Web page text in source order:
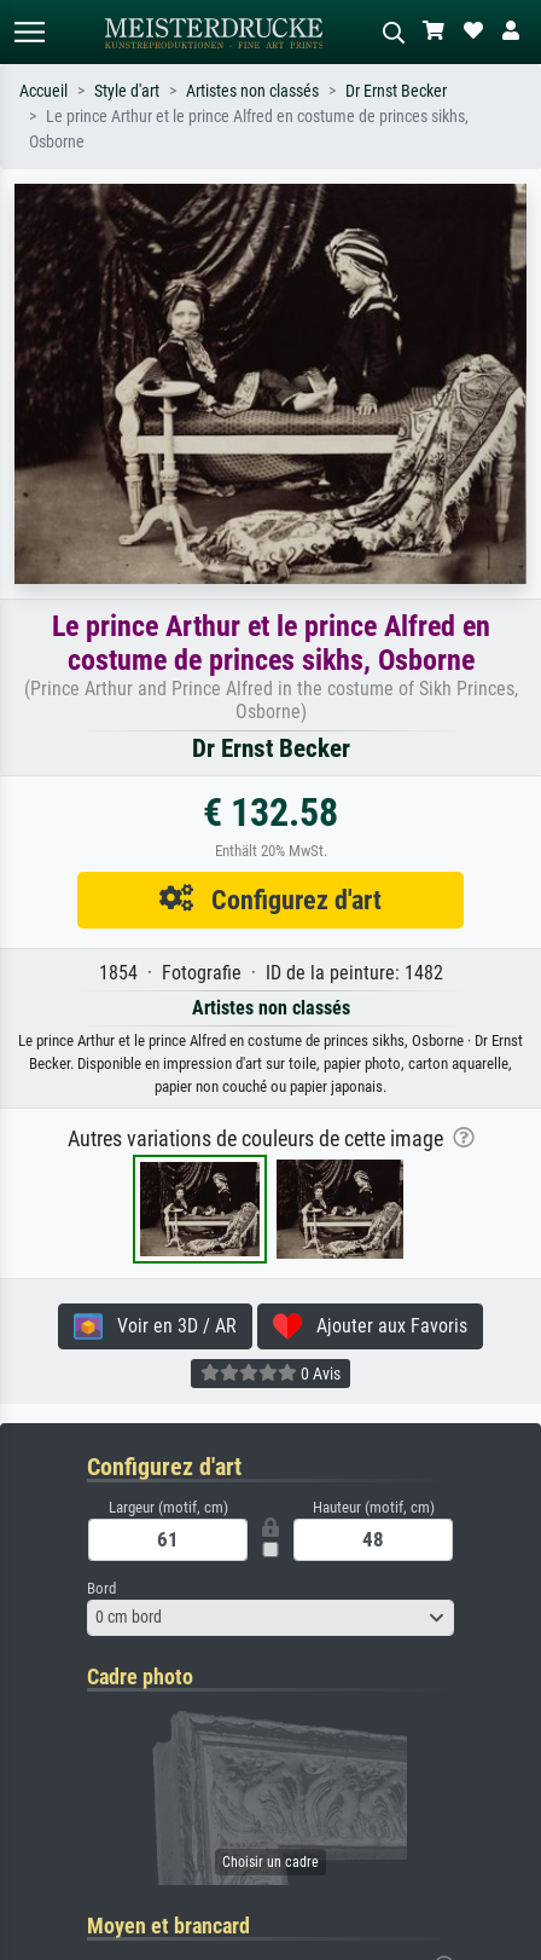
ex. Monet, Nuit étoilée,
impressionnisme, vague de Hokusai,
nu.
abstrait avec beaucoup de rouge,
tableau sombre, nu debout près d'un
arbre.
Accueil Style d'art Artistes non classés
Dr Ernst Becker
Le prince Arthur et le prince Alfred en costume de princes sikhs,
Osborne
Le prince Arthur et le prince Alfred en
costume de princes sikhs, Osborne
(Prince Arthur and Prince Alfred in the costume of Sikh Princes,
Osborne)
Dr Ernst Becker
€ 132.58
Enthält 20% MwSt.
Configurez d'art
1854 · Fotografie · ID de la peinture: 1482
Artistes non classés
Le prince Arthur et le prince Alfred en costume de princes sikhs, Osborne · Dr Ernst
Becker. Disponible en impression d'art sur toile, papier photo, carton aquarelle,
papier non couché ou papier japonais.
Autres variations de couleurs de cette image
Voir en 3D / AR Ajouter aux Favoris
0 Avis
Configurez d'art
Largeur (motif, cm) Hauteur (motif, cm)
Bord
0 cm bord
Cadre photo
Moyen et brancard